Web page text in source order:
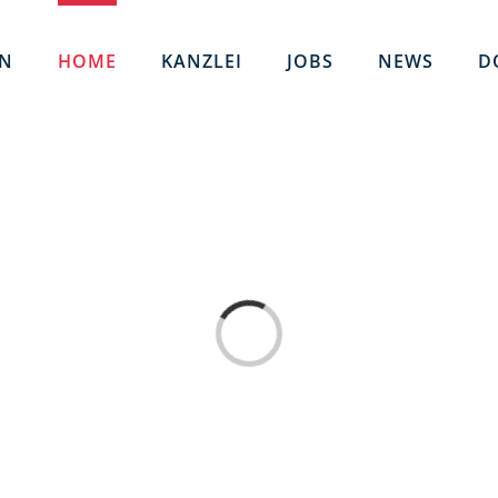
HOME KANZLEI JOBS NEWS
Loading...